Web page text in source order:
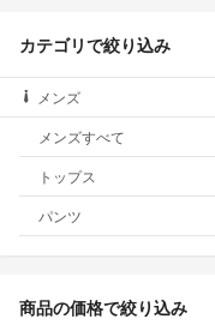
カテゴリで絞り込み
メンズ
メンズすべて
トップス
パンツ
商品の価格で絞り込み